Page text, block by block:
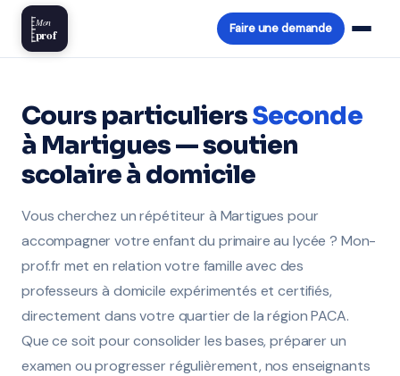
Mon
prof Faire une demande
Cours particuliersSeconde
à Martigues — soutien
scolaire à domicile
Vous cherchez un répétiteur à Martigues pour
accompagner votre enfant du primaire au lycée ? Mon-
prof.fr met en relation votre famille avec des
professeurs à domicile expérimentés et certifiés,
directement dans votre quartier de la région PACA.
Que ce soit pour consolider les bases, préparer un
examen ou progresser régulièrement, nos enseignants